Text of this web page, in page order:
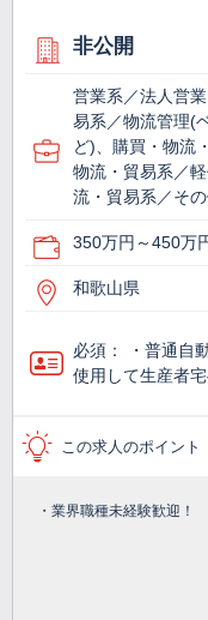
非公開
営業系／法人営
易系／物流管理(
ど)、購買・物流
物流・貿易系／
流・貿易系／そ
350万円～450万
和歌山県
必須： ・普通自
使用して生産者
この求人のポイント
・業界職種未経験歓迎！